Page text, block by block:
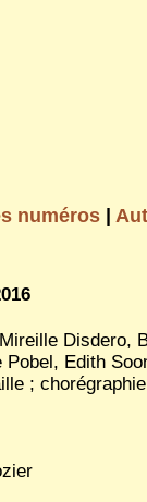
numéros
Disdero,
Edith
;